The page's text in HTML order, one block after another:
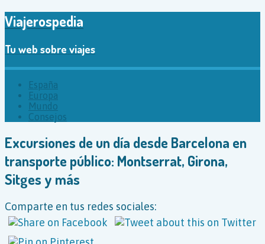
Viajerospedia
Tu web sobre viajes
España
Europa
Mundo
Consejos
Excursiones de un día desde Barcelona en
transporte público: Montserrat, Girona,
Sitges y más
Comparte en tus redes sociales: